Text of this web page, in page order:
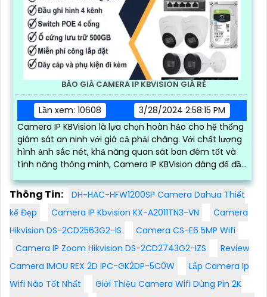
BÁO GIÁ CAMERA IP KBVISION GIÁ RÈ
Lần xem: 10608
3/28/2024 2:58:15 PM
Camera IP KBVision là lựa chọn hoàn hảo cho hệ thống
giám sát an ninh với giá cả phải chăng. Với chất lượng
hình ảnh sắc nét, khả năng quan sát ban đêm tốt và
tính năng thông minh, Camera IP KBVision đáng để đầu
Thông Tin:
DH-HAC-HFW1200SP Camera Dahua Thiết
kế Đẹp
Camera IP Kbvision KX-A2011TN3-VN
Camera
Hikvision DS-2CD2563G2-IS
Camera CS-E6 5MP Wifi
Camera IP Zoom Hikvision DS-2CD2743G2-IZS
Review
Camera IMOU REX 2D IPC-GK2DP-5C0W
Lắp Camera Ip
Wifi Nào Tốt Nhất
Giới Thiệu Camera Wifi Dùng Pin 2K